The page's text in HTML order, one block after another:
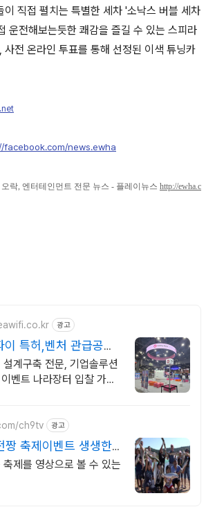
이 직접 펼치는 특별한 세차 '소낙스 버블 세차
운전해보는듯한 쾌감을 즐길 수 있는 스피라
사전 온라인 투표를 통해 선정된 이색 튜닝카
facebook.com/news.ewha
락, 엔터테인먼트 전문 뉴스 - 플레이뉴스 http://ewha.c
광고
특허,벤처 관급공사,
계구축 전문, 기업솔루션
벤트 나라장터 입찰 가능
ch9tv 광고
짱 축제이벤트 생생한
씽
제를 영상으로 볼 수 있는